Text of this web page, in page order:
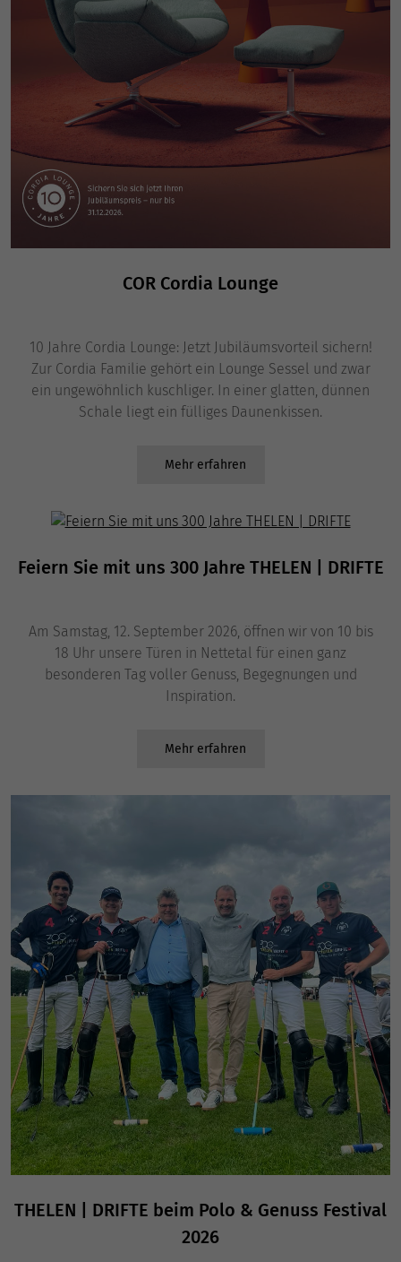
COR Cordia Lounge
10 Jahre Cordia Lounge: Jetzt Jubiläumsvorteil sichern!
Zur Cordia Familie gehört ein Lounge Sessel und zwar
ein ungewöhnlich kuschliger. In einer glatten, dünnen
Schale liegt ein fülliges Daunenkissen.
Mehr erfahren
Feiern Sie mit uns 300 Jahre THELEN | DRIFTE
Am Samstag, 12. September 2026, öffnen wir von 10 bis
18 Uhr unsere Türen in Nettetal für einen ganz
besonderen Tag voller Genuss, Begegnungen und
Inspiration.
Mehr erfahren
THELEN | DRIFTE beim Polo & Genuss Festival
2026